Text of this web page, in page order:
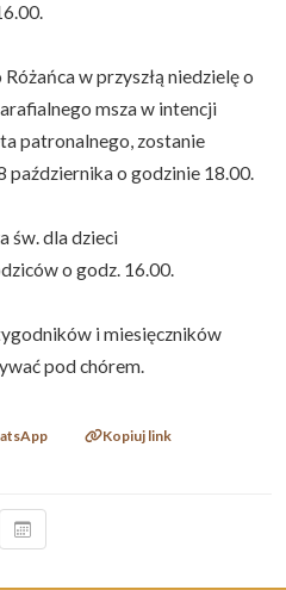
w przyszłą niedzielę o
msza w intencji
patronalnego, zostanie
października o godzinie 18.00.
św. dla dzieci
o godz. 16.00.
i miesięczników
pod chórem.
Kopiuj link